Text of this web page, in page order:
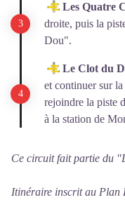
Les Quatre
droite, puis la
Dou".
Le Clot du
et continuer sur
rejoindre la piste
à la station de
Ce circuit fait partie du
Itinéraire inscrit au Plan